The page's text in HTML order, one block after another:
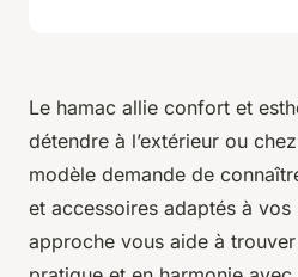
Le hamac allie confort et
détendre à l’extérieur ou
modèle demande de
et accessoires adaptés à vos
approche vous aide à